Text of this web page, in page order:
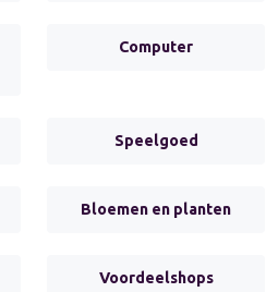
Computer
Speelgoed
Bloemen en planten
Voordeelshops